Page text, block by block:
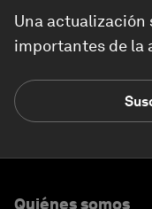
Una actualización
importantes de la
Quiénes somos